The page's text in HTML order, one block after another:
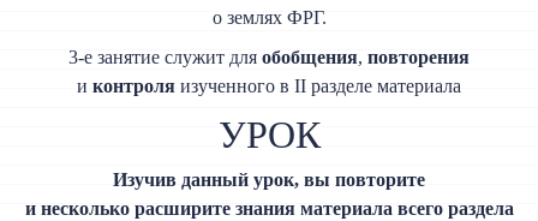
о землях ФРГ.
3-е занятие служит для обобщения, повторения
и контроля изученного в II разделе материала
УРОК
Изучив данный урок, вы повторите
и несколько расширите знания материала всего раздела